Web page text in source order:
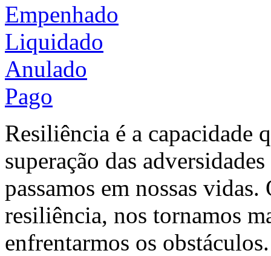
Empenhado
Liquidado
Anulado
Pago
Resiliência é a capacidade
superação das
passamos em nossas
resiliência, nos tornamos
enfrentarmos os obstáculos.